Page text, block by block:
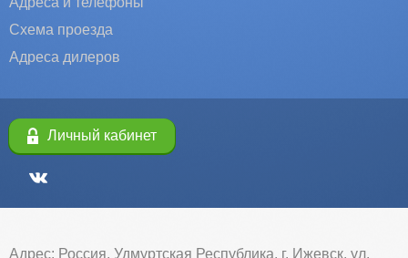
Схема проезда
Адреса дилеров
Личный кабинет
Адрес: Россия, Удмуртская Республика, г. Ижевск, ул.